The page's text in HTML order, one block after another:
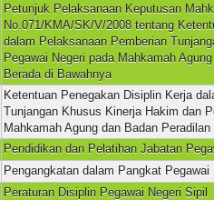
Petunjuk Pelaksanaan Keputusan
No.071/KMA/SK/V/2008 tentang
dalam Pelaksanaan Pemberian
Pegawai Negeri pada Mahkamah
Berada di Bawahnya
Ketentuan Penegakan Disiplin Kerja
Tunjangan Khusus Kinerja Hakim dan
Mahkamah Agung dan Badan
Pendidikan dan Pelatihan Jabatan
Pengangkatan dalam Pangkat Pegawai
Peraturan Disiplin Pegawai Negeri Sipil